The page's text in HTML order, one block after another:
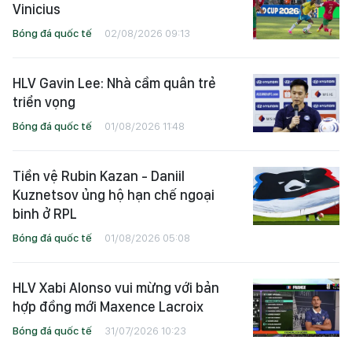
Vinicius
Bóng đá quốc tế 02/08/2026 09:13
HLV Gavin Lee: Nhà cầm quân trẻ
triển vọng
Bóng đá quốc tế 01/08/2026 11:48
Tiền vệ Rubin Kazan - Daniil
Kuznetsov ủng hộ hạn chế ngoại
binh ở RPL
Bóng đá quốc tế 01/08/2026 05:08
HLV Xabi Alonso vui mừng với bản
hợp đồng mới Maxence Lacroix
Bóng đá quốc tế 31/07/2026 10:23